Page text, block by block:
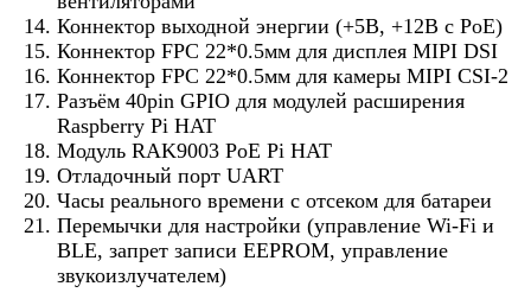
Коннектор выходной энергии (+5В, +12В с PoE)
Коннектор FPC 22*0.5мм для дисплея MIPI DSI
Коннектор FPC 22*0.5мм для камеры MIPI СSI-2
Разъём 40pin GPIO для модулей расширения
Raspberry Pi HAT
Модуль RAK9003 PoE Pi HAT
Отладочный порт UART
Часы реального времени с отсеком для батареи
Перемычки для настройки (управление Wi-Fi и
BLE, запрет записи EEPROM, управление
звукоизлучателем)